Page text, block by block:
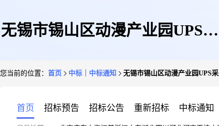
无锡市锡山区动漫产业园UPS采
您当前的位置： 首页 中标｜中标通知 无锡市锡山区动漫产业园UPS
首页 招标预告 招标公告 重新招标 中标通知